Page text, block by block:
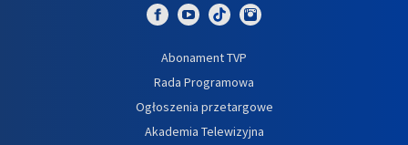
Abonament TVP
Rada Programowa
Ogłoszenia przetargowe
Akademia Telewizyjna